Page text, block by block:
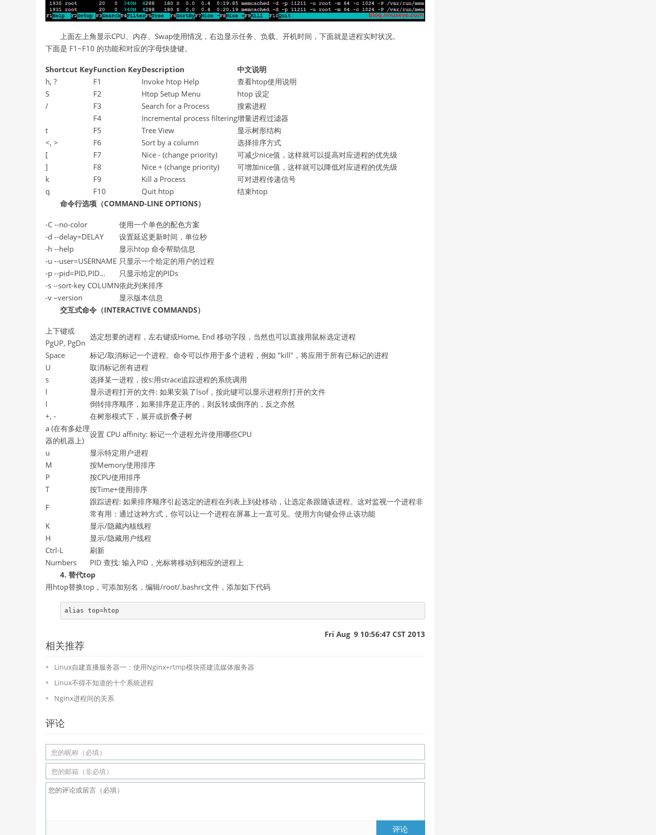
上面左上角显示CPU、内存、Swap使用情况，右边显示任务、负载、开机时间，下面就是进程实时状况。
下面是 F1~F10 的功能和对应的字母快捷键。
Shortcut KeyFunction KeyDescription
中文说明
h, ?
F1 Invoke htop Help
查看htop使用说明
S
F2 Htop Setup Menu
htop 设定
/
F3 Search for a Process
搜索进程
F4
Incremental process filtering增量进程过滤器
t
F5 Tree View
显示树形结构
<, >
F6 Sort by a column
选择排序方式
[
F7 Nice - (change priority)
可减少nice值，这样就可以提高对应进程的优先级
]
F8 Nice + (change priority)
可增加nice值，这样就可以降低对应进程的优先级
k
F9 Kill a Process
可对进程传递信号
q
F10 Quit htop
结束htop
命令行选项（COMMAND-LINE OPTIONS）
-C --no-color
使用一个单色的配色方案
-d --delay=DELAY
设置延迟更新时间，单位秒
-h --help
显示htop 命令帮助信息
-u --user=USERNAME 只显示一个给定的用户的过程
-p --pid=PID,PID…
只显示给定的PIDs
-s --sort-key COLUMN依此列来排序
-v –version
显示版本信息
交互式命令（INTERACTIVE COMMANDS）
上下键或
PgUP, PgDn
选定想要的进程，左右键或Home, End 移动字段，当然也可以直接用鼠标选定进程
Space
标记/取消标记一个进程。命令可以作用于多个进程，例如 "kill"，将应用于所有已标记的进程
U
取消标记所有进程
s
选择某一进程，按s:用strace追踪进程的系统调用
l
显示进程打开的文件: 如果安装了lsof，按此键可以显示进程所打开的文件
I
倒转排序顺序，如果排序是正序的，则反转成倒序的，反之亦然
+, -
在树形模式下，展开或折叠子树
a (在有多处理
器的机器上)
设置 CPU affinity: 标记一个进程允许使用哪些CPU
u
显示特定用户进程
M
按Memory使用排序
P
按CPU使用排序
T
按Time+使用排序
F
跟踪进程: 如果排序顺序引起选定的进程在列表上到处移动，让选定条跟随该进程。这对监视一个进程非
常有用：通过这种方式，你可以让一个进程在屏幕上一直可见。使用方向键会停止该功能
K
显示/隐藏内核线程
H
显示/隐藏用户线程
Ctrl-L
刷新
Numbers
PID 查找: 输入PID，光标将移动到相应的进程上
4. 替代top
用htop替换top，可添加别名，编辑/root/.bashrc文件，添加如下代码
alias top=htop
Fri Aug 9 10:56:47 CST 2013
相关推荐
Linux自建直播服务器一：使用Nginx+rtmp模块搭建流媒体服务器
Linux不得不知道的十个系統进程
Nginx进程间的关系
评论
评论